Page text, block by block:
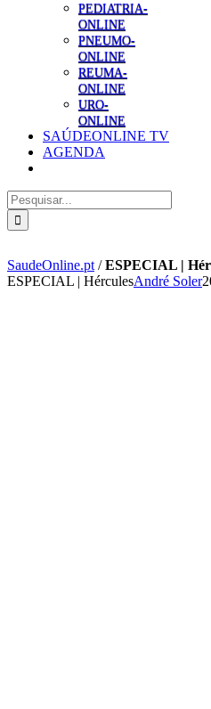
PEDIATRIA-
ONLINE
PNEUMO-
ONLINE
REUMA-
ONLINE
URO-
ONLINE
SAÚDEONLINE TV
AGENDA
Pesquisar
SaudeOnline.pt /ESPECIAL |
ESPECIAL | HérculesAndré Soler